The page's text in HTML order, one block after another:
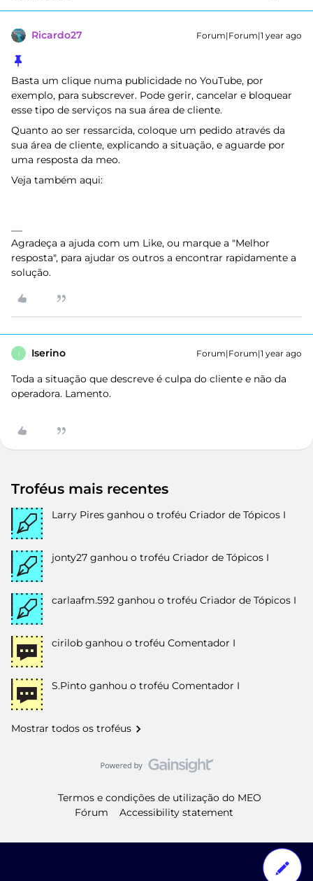
Ricardo27 Forum|Forum|1 year ago
Basta um clique numa publicidade no YouTube, por
exemplo, para subscrever. Pode gerir, cancelar e bloquear
esse tipo de serviços na sua área de cliente.
Quanto ao ser ressarcida, coloque um pedido através da
sua área de cliente, explicando a situação, e aguarde por
uma resposta da meo.
Veja também aqui:
Agradeça a ajuda com um Like, ou marque a "Melhor
resposta", para ajudar os outros a encontrar rapidamente a
solução.
I Iserino Forum|Forum|1 year ago
Toda a situação que descreve é culpa do cliente e não da
operadora. Lamento.
Troféus mais recentes
Larry Pires ganhou o troféu Criador de Tópicos I
jonty27 ganhou o troféu Criador de Tópicos I
carlaafm.592 ganhou o troféu Criador de Tópicos I
cirilob ganhou o troféu Comentador I
S.Pinto ganhou o troféu Comentador I
Mostrar todos os troféus
Termos e condições de utilização do MEO
Fórum
Accessibility statement